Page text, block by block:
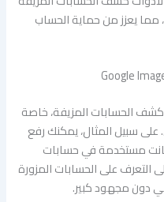
يعزز من حماية الحساب
الحسابات المزيفة، خاصة
سبيل المثال، يمكنك رفع
مستخدمة في حسابات
التعرف على الحسابات المزورة
دون مجهود كبير.